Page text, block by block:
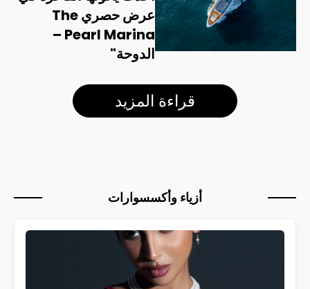
عرض حصري The
Pearl Marina –
الدوحة"
قراءة المزيد
أزياء وأكسسوارات